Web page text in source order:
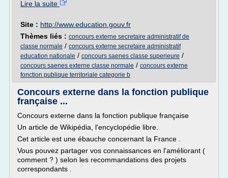
Lire la suite
Site : http://www.education.gouv.fr
Thèmes liés : concours externe secretaire administratif de
classe normale / concours externe secretaire administratif
education nationale / concours saenes classe superieure /
concours saenes externe classe normale / concours externe
fonction publique territoriale categorie b
Concours externe dans la fonction publique
française ...
Concours externe dans la fonction publique française
Un article de Wikipédia, l'encyclopédie libre.
Cet article est une ébauche concernant la France .
Vous pouvez partager vos connaissances en l'améliorant (
comment ? ) selon les recommandations des projets
correspondants .